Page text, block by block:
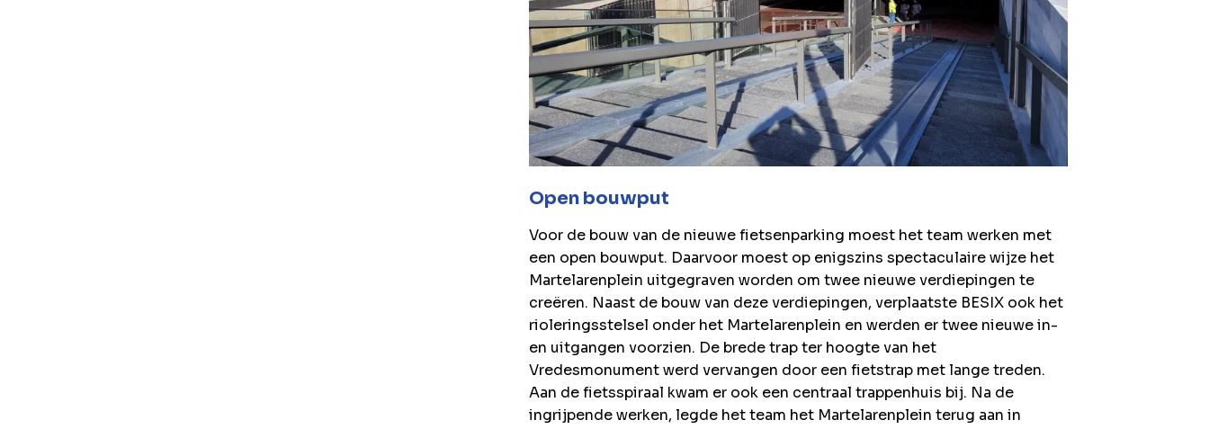
Open bouwput
Voor de bouw van de nieuwe fietsenparking moest het team werken met
een open bouwput. Daarvoor moest op enigszins spectaculaire wijze het
Martelarenplein uitgegraven worden om twee nieuwe verdiepingen te
creëren. Naast de bouw van deze verdiepingen, verplaatste BESIX ook het
rioleringsstelsel onder het Martelarenplein en werden er twee nieuwe in-
en uitgangen voorzien. De brede trap ter hoogte van het
Vredesmonument werd vervangen door een fietstrap met lange treden.
Aan de fietsspiraal kwam er ook een centraal trappenhuis bij. Na de
ingrijpende werken, legde het team het Martelarenplein terug aan in